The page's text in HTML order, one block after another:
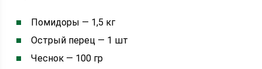
Помидоры — 1,5 кг
Острый перец — 1 шт
Чеснок — 100 гр